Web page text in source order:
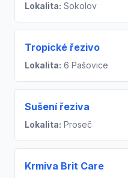
Lokalita: Sokolov
Tropické řezivo
Lokalita: 6 Pašovice
Sušení řeziva
Lokalita: Proseč
Krmiva Brit Care